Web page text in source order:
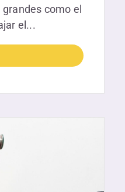
como el
el...